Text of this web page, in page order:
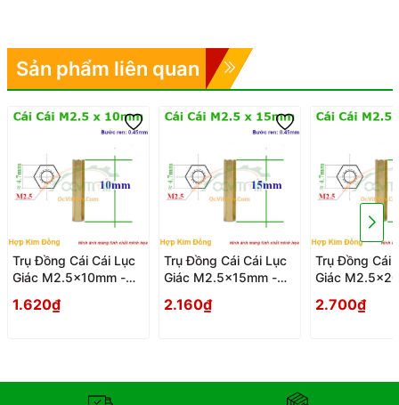
Sản phẩm liên quan
Trụ Đồng Cái Cái Lục
Giác M2.5x10mm -
Giac
1.620₫
Trụ Đồng Cái Cái Lục
Giác M2.5x15mm -
Giac
2.160₫
Trụ Đồng Cái
Giác
Giac
2.700₫